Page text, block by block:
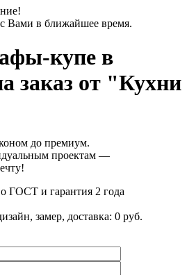
Вами в ближайшее время.
купе в
заказ от "Кухни
до премиум.
проектам —
ГОСТ и гарантия 2 года
замер, доставка: 0 руб.